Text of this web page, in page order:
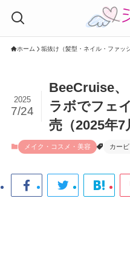
ホーム 垢抜け（髪型・ネイル・ファッ
BeeCruise
ラボでフェ
売（2025年7
2025
7/24
メイク・コスメ・美容 カービ